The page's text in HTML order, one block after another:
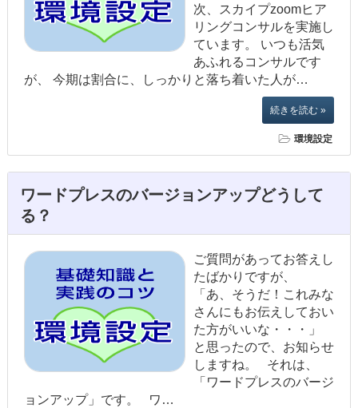
次、スカイプzoomヒア
リングコンサルを実施し
ています。 いつも活気
あふれるコンサルです
が、 今期は割合に、しっかりと落ち着いた人が…
続きを読む »
環境設定
ワードプレスのバージョンアップどうして
る？
ご質問があってお答えし
たばかりですが、
「あ、そうだ！これみな
さんにもお伝えしておい
た方がいいな・・・」
と思ったので、お知らせ
しますね。 それは、
「ワードプレスのバージ
ョンアップ」です。 ワ…